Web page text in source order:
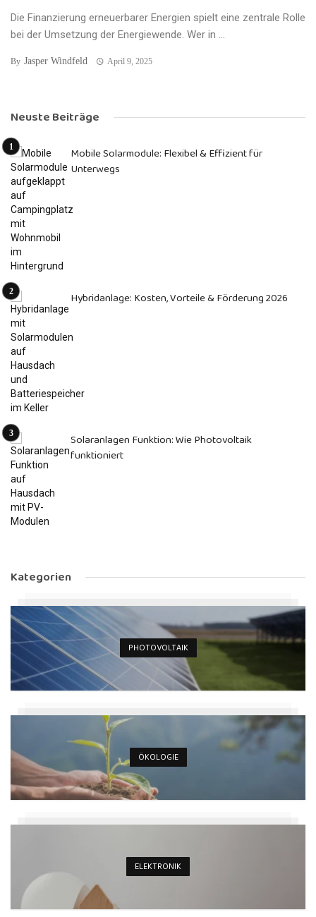
Die Finanzierung erneuerbarer Energien spielt eine zentrale Rolle
bei der Umsetzung der Energiewende. Wer in ...
By Jasper Windfeld April 9, 2025
Neuste Beiträge
Mobile Solarmodule: Flexibel & Effizient für
Unterwegs
Hybridanlage: Kosten, Vorteile & Förderung 2026
Solaranlagen Funktion: Wie Photovoltaik
funktioniert
Kategorien
PHOTOVOLTAIK
ÖKOLOGIE
ELEKTRONIK